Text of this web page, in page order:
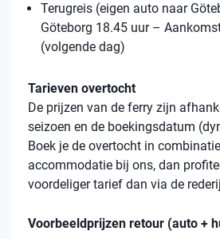
Terugreis (eigen auto naar
Göteborg 18.45 uur –
(volgende dag)
Tarieven overtocht
De prijzen van de ferry zijn
seizoen en de boekingsdatum
Boek je de overtocht in
accommodatie bij ons, dan
voordeliger tarief dan via de
Voorbeeldprijzen retour (auto +